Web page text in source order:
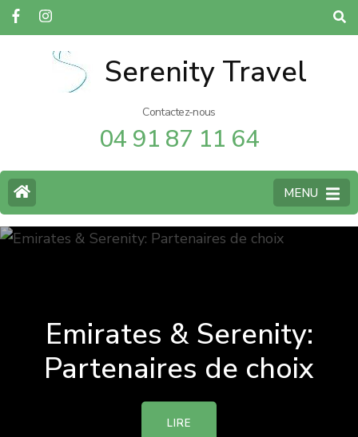
Serenity Travel
Contactez-nous
04 91 87 11 64
MENU
Emirates & Serenity:
Partenaires de choix
LIRE